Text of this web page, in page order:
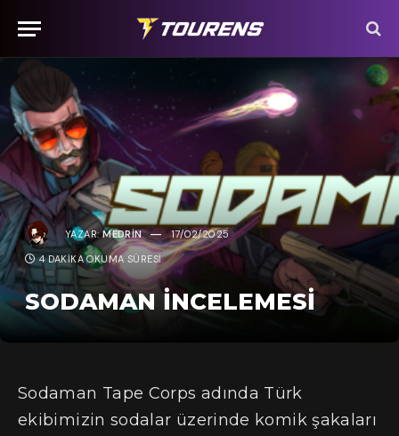
YAZAR: MEDRIN 17/02/2025
4 DAKIKA OKUMA SÜRESI
SODAMAN İNCELEMESI
Sodaman Tape Corps adında Türk
ekibimizin sodalar üzerinde komik şakaları